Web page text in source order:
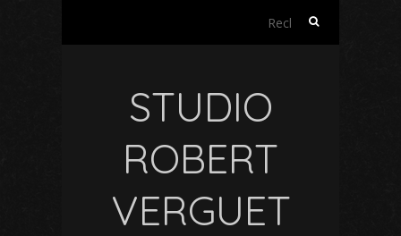
Rechercher :
STUDIO
ROBERT
VERGUET